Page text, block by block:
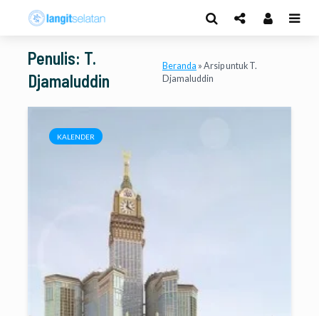
Penulis: T.
Djamaluddin
Beranda » Arsip untuk T.
Djamaluddin
KALENDER